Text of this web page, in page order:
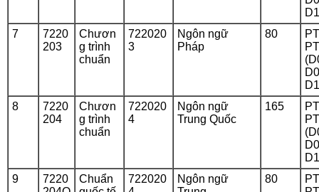
7
7220
203
Chươn
g trình
chuẩn
722020
3
Ngôn ngữ
Pháp
80
8
7220
204
Chươn
g trình
chuẩn
722020
4
Ngôn ngữ
Trung Quốc
165
9
7220
Chuẩn
722020
Ngôn ngữ
80